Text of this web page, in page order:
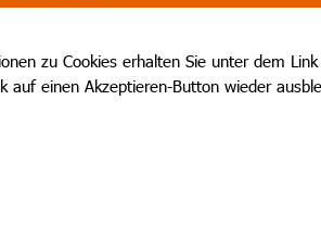
zu Cookies erhalten Sie unter dem Link
auf einen Akzeptieren-Button wieder
& PARTNER